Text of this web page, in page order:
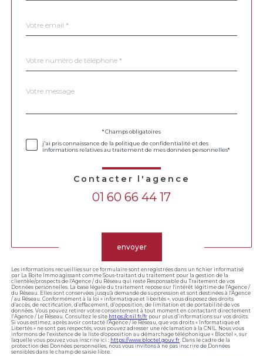
*
*
Fieldset
Message
*
* Champs obligatoires
j'ai pris connaissance de la politique de confidentialité et des
informations relatives au traitement de mes données personnelles*
Contacter l'agence
01 60 66 44 17
envoyer
Les informations recueillies sur ce formulaire sont enregistrées dans un fichier informatisé
par La Boite Immo agissant comme Sous-traitant du traitement pour la gestion de la
clientèle/prospects de l'Agence / du Réseau qui reste Responsable du Traitement de vos
Données personnelles. La base légale du traitement repose sur l'intérêt légitime de l'Agence /
du Réseau. Elles sont conservées jusqu'à demande de suppression et sont destinées à l'Agence
/ au Réseau. Conformément à la loi « informatique et libertés », vous disposez des droits
d’accès, de rectification, d’effacement, d’opposition, de limitation et de portabilité de vos
données. Vous pouvez retirer votre consentement à tout moment en contactant directement
l’Agence / Le Réseau. Consultez le site https://cnil.fr/fr pour plus d’informations sur vos droits.
Si vous estimez, après avoir contacté l'Agence / le Réseau, que vos droits « Informatique et
Libertés » ne sont pas respectés, vous pouvez adresser une réclamation à la CNIL. Nous vous
informons de l’existence de la liste d'opposition au démarchage téléphonique « Bloctel », sur
laquelle vous pouvez vous inscrire ici : https://www.bloctel.gouv.fr. Dans le cadre de la
protection des Données personnelles, nous vous invitons à ne pas inscrire de Données
sensibles dans le champ de saisie libre.